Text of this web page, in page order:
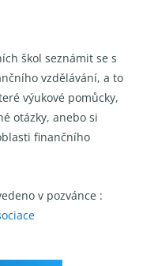
škol seznámit se s
vzdělávání, a to
výukové pomůcky,
otázky, anebo si
finančního
v pozvánce :